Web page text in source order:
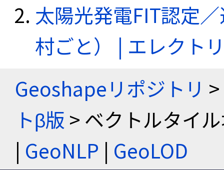
太陽光発電FIT認定
村ごと） | エレクト
Geoshapeリポジトリ >
トβ版 > ベクトルタイ
| GeoNLP | GeoLOD